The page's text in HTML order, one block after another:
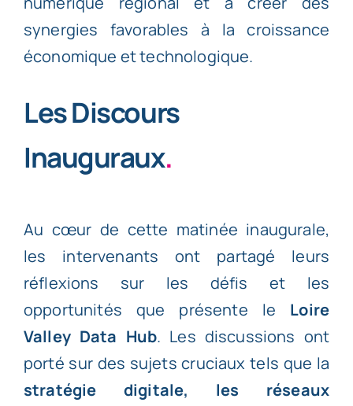
synergies favorables à la croissance
économique et technologique.
Les Discours
Inauguraux.
Au cœur de cette matinée inaugurale,
les intervenants ont partagé leurs
réflexions sur les défis et les
opportunités que présente le Loire
Valley Data Hub. Les discussions ont
porté sur des sujets cruciaux tels que la
stratégie digitale, les réseaux